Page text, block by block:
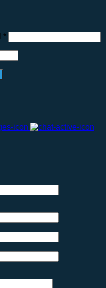
*